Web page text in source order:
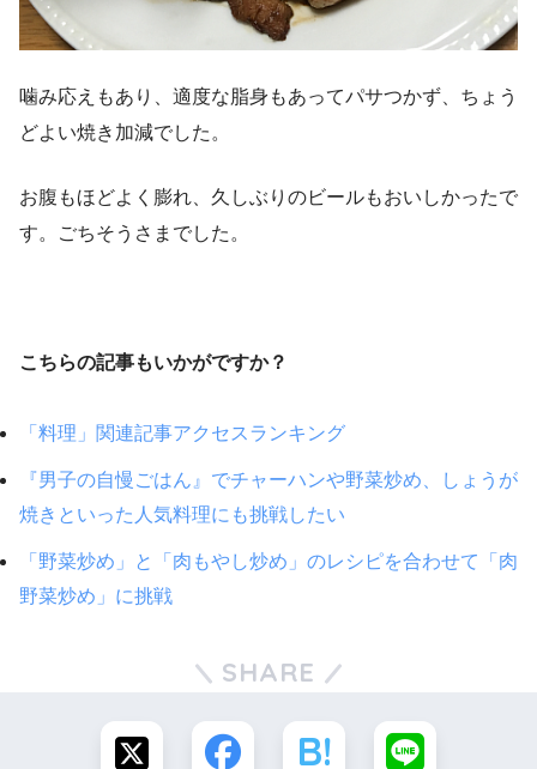
噛み応えもあり、適度な脂身もあってパサつかず、ちょう
どよい焼き加減でした。
お腹もほどよく膨れ、久しぶりのビールもおいしかったで
す。ごちそうさまでした。
こちらの記事もいかがですか？
「料理」関連記事アクセスランキング
『男子の自慢ごはん』でチャーハンや野菜炒め、しょうが
焼きといった人気料理にも挑戦したい
「野菜炒め」と「肉もやし炒め」のレシピを合わせて「肉
野菜炒め」に挑戦
SHARE